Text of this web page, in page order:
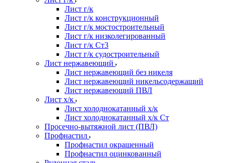
Лист г/к
Лист г/к конструкционный
Лист г/к мостостроительный
Лист г/к низколегированный
Лист г/к Ст3
Лист г/к судостроительный
Лист нержавеющий
Лист нержавеющий без никеля
Лист нержавеющий никельсодержащий
Лист нержавеющий ПВЛ
Лист х/к
Лист холоднокатанный х/к
Лист холоднокатанный х/к Ст
Просечно-вытяжной лист (ПВЛ)
Профнастил
Профнастил окрашенный
Профнастил оцинкованный